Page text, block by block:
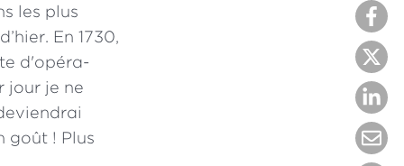
les plus
En 1730,
d'opéra-
jour je ne
goût ! Plus